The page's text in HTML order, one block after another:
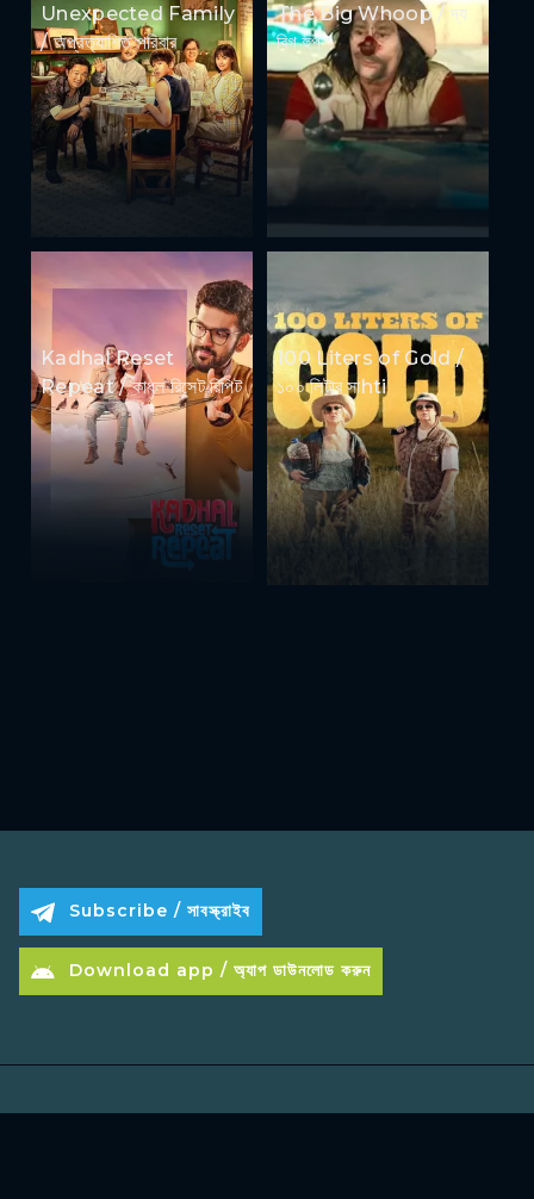
Unexpected Family
/ অপ্রত্যাশিত পরিবার
The Big Whoop / দ্য
বিগ হুপ
Kadhal Reset
Repeat / কাধল রিসেট রিপিট
100 Liters of Gold /
১০০ লিটার সাhti
Subscribe / সাবস্ক্রাইব
Download app / অ্যাপ ডাউনলোড করুন